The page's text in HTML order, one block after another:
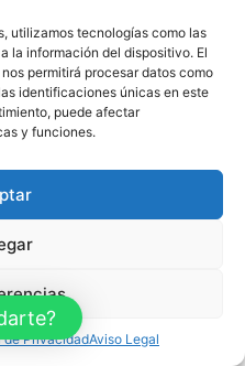
utilizamos tecnologías como las
la información del dispositivo. El
permitirá procesar datos como
identificaciones únicas en este
puede afectar
y funciones.
de PrivacidadAviso Legal